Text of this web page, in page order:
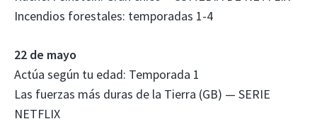
Incendios forestales: temporadas 1-4
22 de mayo
Actúa según tu edad: Temporada 1
Las fuerzas más duras de la Tierra (GB) — SERIE
NETFLIX